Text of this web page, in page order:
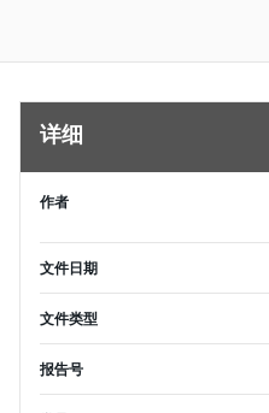
详细
作者
文件日期
文件类型
报告号